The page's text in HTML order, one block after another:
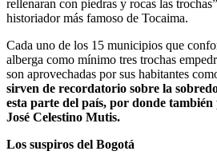
rellenaran con piedras y rocas las
historiador más famoso de Tocaima.
Cada uno de los 15 municipios que
alberga como mínimo tres trochas
son aprovechadas por sus habitantes
sirven de recordatorio sobre la
esta parte del país, por donde también
José Celestino Mutis.
Los suspiros del Bogotá